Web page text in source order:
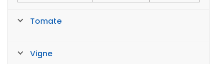
Tomate
Vigne